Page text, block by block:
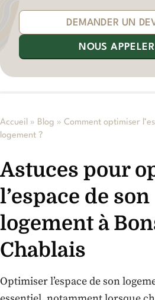
DEMANDER UN
NOUS APPELER
Accueil » Blog » Comment optimiser
logement ?
Astuces pour
l’espace de son
logement à
Chablais
Optimiser l’espace de son